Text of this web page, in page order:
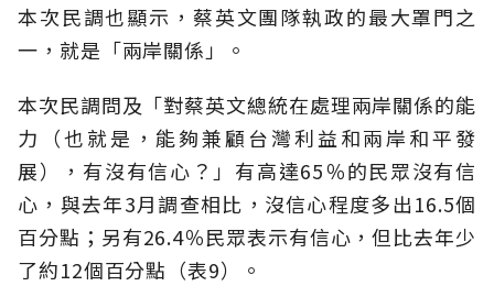
本次民調也顯示，蔡英文團隊執政的最大罩門之
一，就是「兩岸關係」。
本次民調問及「對蔡英文總統在處理兩岸關係的能
力（也就是，能夠兼顧台灣利益和兩岸和平發
展），有沒有信心？」有高達65％的民眾沒有信
心，與去年3月調查相比，沒信心程度多出16.5個
百分點；另有26.4％民眾表示有信心，但比去年少
了約12個百分點（表9）。